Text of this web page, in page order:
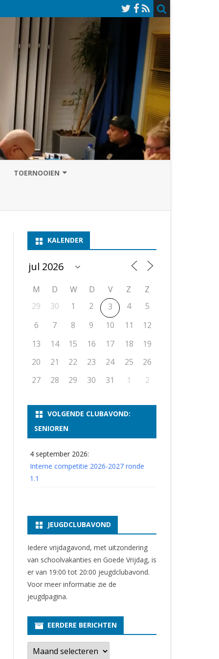
VAN SCHAAKCLUB
ASSEN 2
ASSEN 3
ASSEN I
ASSEN II
NOSBO-BEKER OPEN
T/M 1900
T/M 1700
KNSB-COMPETITIE
NOSBO-COMPETITIE
KNSB-JEUGDCOMPETITIE
TOERNOOIEN
UITSLAGEN 2023
KALENDER
M D W D V Z
Z
29
30 1 2 3 4
5
6
7 8 9 10 11
12
13
14 15 16 17 18
19
20
21 22 23 24 25
26
27
28 29 30 31 1 2
VOLGENDE CLUBAVOND:
SENIOREN
4 september 2026:
Interne competitie 2026-2027 ronde
1.1
JEUGDCLUBAVOND
Iedere vrijdagavond, met uitzondering
van schoolvakanties en Goede Vrijdag, is
er van 19:00 tot 20:00 jeugdclubavond.
Voor meer informatie zie de
jeugdpagina.
EERDERE BERICHTEN
E